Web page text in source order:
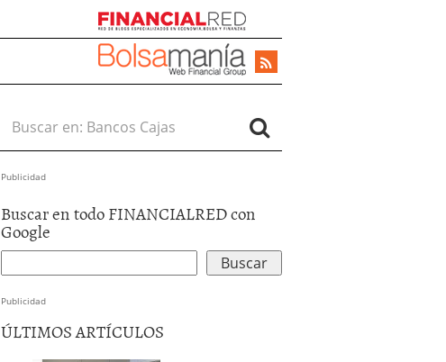
Buscar en:
Publicidad
Buscar en todo FINANCIALRED con
Google
Publicidad
ÚLTIMOS ARTÍCULOS